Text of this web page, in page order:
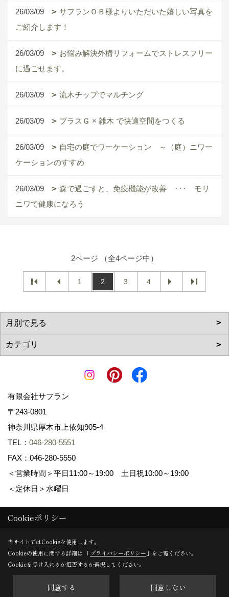
26/03/09
サフランＯＢ様よりいただいた嬉しい写真を
ご紹介します！
26/03/09
お悩み解決外構リフォームでストレスフリー
に過ごせます。
26/03/09 流木チップでマルチング
26/03/09 プラスＧ × 雑木 で快適空間をつくる
26/03/09
自宅の庭でワーケーション ～（庭）ニワー
ケーションのすすめ
26/03/09
森で過ごすと、免疫機能が改善 ･･･ モリ
ニワで健康になろう
2ページ （全4ページ中）
1 2 3 4
有限会社サフラン
〒243-0801
神奈川県厚木市上依知905-4
TEL： 046-280-5551
FAX：046-280-5550
＜営業時間＞平日11:00～19:00 土日祝10:00～19:00
＜定休日＞水曜日
Reserved.
Produced byゴデスクリエイト
Cookieポリシー
当サイトではCookieを使用します。
Cookieの使用に関する詳細は 「プライバシーポリシー 」をご覧ください。
Cookieを受け入れるか拒否するか選択してください。
同意する 同意しない